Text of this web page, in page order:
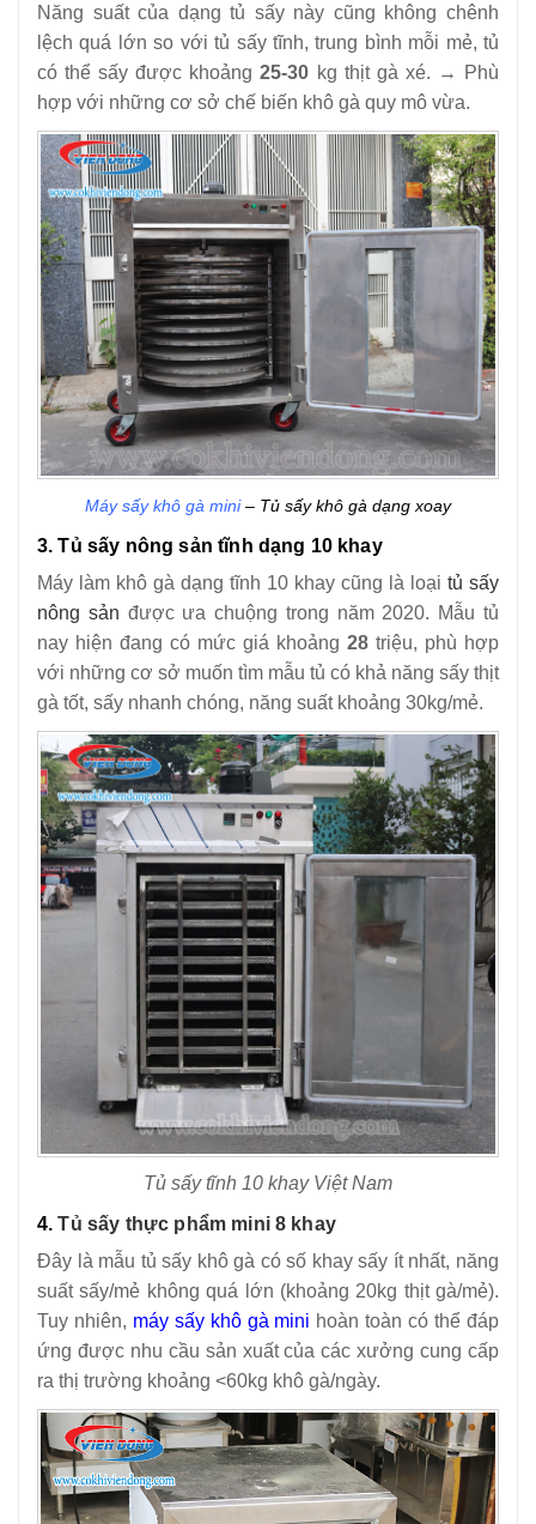
Năng suất của dạng tủ sấy này cũng không chênh
lệch quá lớn so với tủ sấy tĩnh, trung bình mỗi mẻ, tủ
có thể sấy được khoảng25-30 kg thịt gà xé. → Phù
hợp với những cơ sở chế biến khô gà quy mô vừa.
Máy sấy khô gà mini– Tủ sấy khô gà dạng xoay
3. Tủ sấy nông sản tĩnh dạng 10 khay
Máy làm khô gà dạng tĩnh 10 khay cũng là loại tủ sấy
nông sản được ưa chuộng trong năm 2020. Mẫu tủ
nay hiện đang có mức giá khoảng 28 triệu, phù hợp
với những cơ sở muốn tìm mẫu tủ có khả năng sấy thịt
gà tốt, sấy nhanh chóng, năng suất khoảng 30kg/mẻ.
Tủ sấy tĩnh 10 khay Việt Nam
4.Tủ sấy thực phẩm mini 8 khay
Đây là mẫu tủ sấy khô gà có số khay sấy ít nhất, năng
suất sấy/mẻ không quá lớn (khoảng 20kg thịt gà/mẻ).
Tuy nhiên, máy sấy khô gà mini hoàn toàn có thể đáp
ứng được nhu cầu sản xuất của các xưởng cung cấp
ra thị trường khoảng <60kg khô gà/ngày.